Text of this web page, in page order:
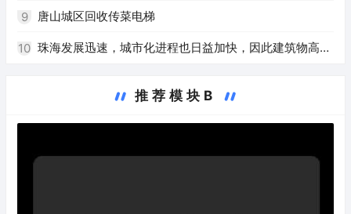
9 唐山城区回收传菜电梯
10 珠海发展迅速，城市化进程也日益加快，因此建筑物高度
推荐模块B